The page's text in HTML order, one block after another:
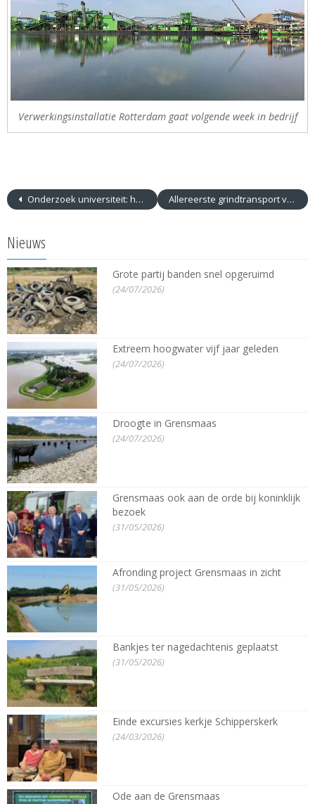
Verwerkingsinstallatie Rotterdam gaat volgende week in bedrijf
Onderzoek universiteit: hoe bewust zijn inwoners over risico overstromingen Allereerste grindtransport vanuit werkhaven in Trierveld
Nieuws
Grote partij banden snel opgeruimd
(24/07/2026)
Extreem hoogwater vijf jaar geleden
(24/07/2026)
Droogte in Grensmaas
(24/07/2026)
Grensmaas ook aan de orde bij koninklijk
bezoek
(31/05/2026)
Afronding project Grensmaas in zicht
(31/05/2026)
Bankjes ter nagedachtenis geplaatst
(31/05/2026)
Einde excursies kerkje Schipperskerk
(24/03/2026)
Ode aan de Grensmaas